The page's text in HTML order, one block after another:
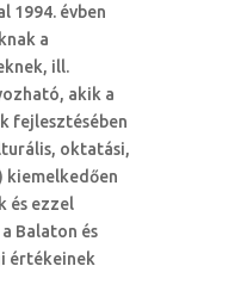
1994. évben
a
ill.
akik a
fejlesztésében
oktatási,
kiemelkedően
és ezzel
Balaton és
értékeinek